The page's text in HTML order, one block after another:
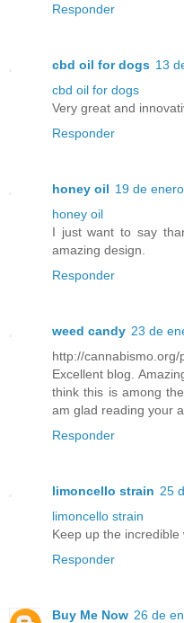
Responder
cbd oil for dogs 13
cbd oil for dogs
Very great and
Responder
honey oil 19 de
honey oil
I just want to say
amazing design.
Responder
weed candy 23 de
http://
Excellent blog.
think this is among
am glad reading your
Responder
limoncello strain 25
limoncello strain
Keep up the incredible
Responder
Buy Me Now 26 de